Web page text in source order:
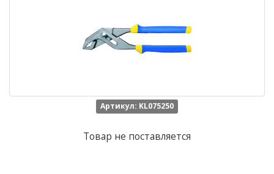
Артикул: KL075250
Товар не поставляется